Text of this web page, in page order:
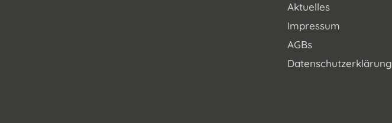
Aktuelles
Impressum
AGBs
Datenschutzerklärung